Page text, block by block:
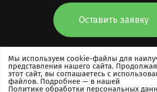
Оставить заявку
Права защищены © 2017-
Политика обработки и защиты
Мы используем cookie-файлы для
представления нашего сайта.
этот сайт, вы соглашаетесь с
файлов. Подробнее — в нашей
Политике обработки персональных